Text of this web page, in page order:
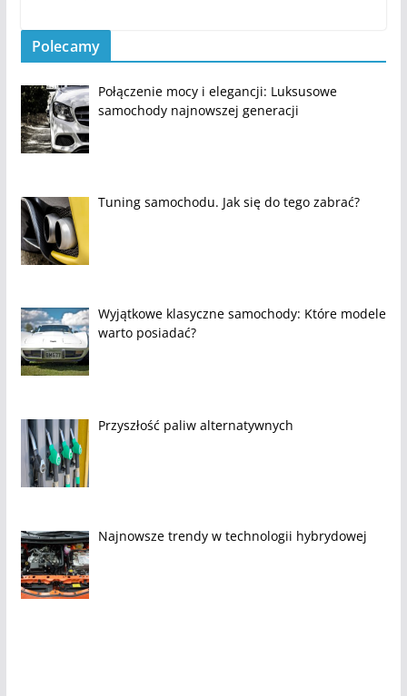
Polecamy
Połączenie mocy i elegancji: Luksusowe
samochody najnowszej generacji
Tuning samochodu. Jak się do tego zabrać?
Wyjątkowe klasyczne samochody: Które modele
warto posiadać?
Przyszłość paliw alternatywnych
Najnowsze trendy w technologii hybrydowej